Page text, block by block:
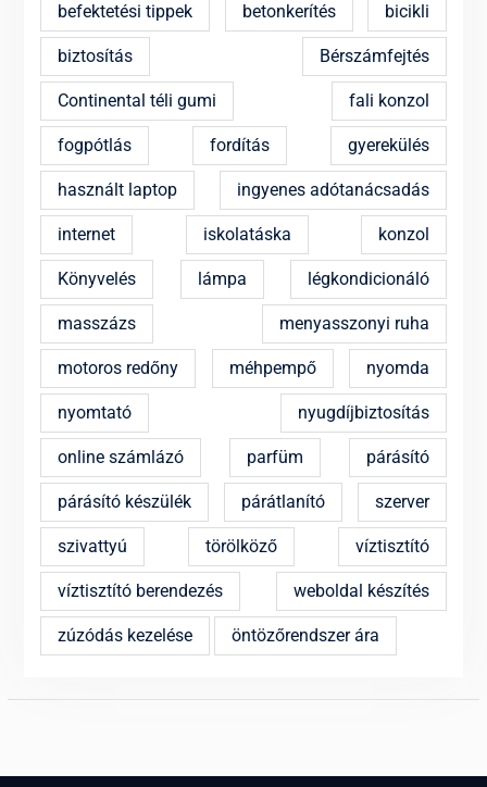
befektetési tippek betonkerítés bicikli
biztosítás Bérszámfejtés
Continental téli gumi fali konzol
fogpótlás fordítás gyerekülés
használt laptop ingyenes adótanácsadás
internet iskolatáska konzol
Könyvelés lámpa légkondicionáló
masszázs menyasszonyi ruha
motoros redőny méhpempő nyomda
nyomtató nyugdíjbiztosítás
online számlázó parfüm párásító
párásító készülék párátlanító szerver
szivattyú törölköző víztisztító
víztisztító berendezés weboldal készítés
zúzódás kezelése öntözőrendszer ára